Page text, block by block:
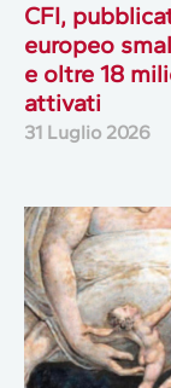
CFI,
europeo
e oltre 18
attivati
31 Luglio 2026